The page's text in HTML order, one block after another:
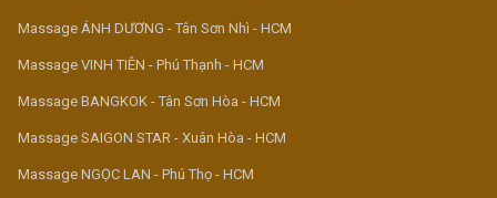
Massage ÁNH DƯƠNG - Tân Sơn Nhì - HCM
Massage VINH TIÊN - Phú Thạnh - HCM
Massage BANGKOK - Tân Sơn Hòa - HCM
Massage SAIGON STAR - Xuân Hòa - HCM
Massage NGỌC LAN - Phú Thọ - HCM